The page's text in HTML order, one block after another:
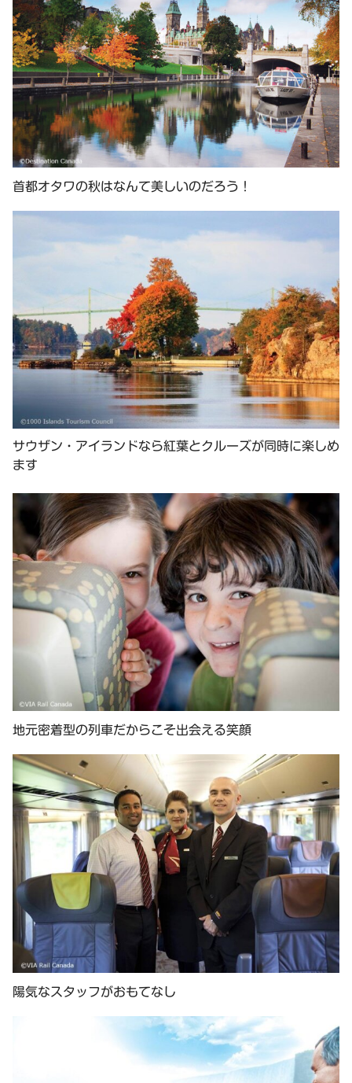
首都オタワの秋はなんて美しいのだろう！
サウザン・アイランドなら紅葉とクルーズが同時に楽しめ
ます
地元密着型の列車だからこそ出会える笑顔
陽気なスタッフがおもてなし